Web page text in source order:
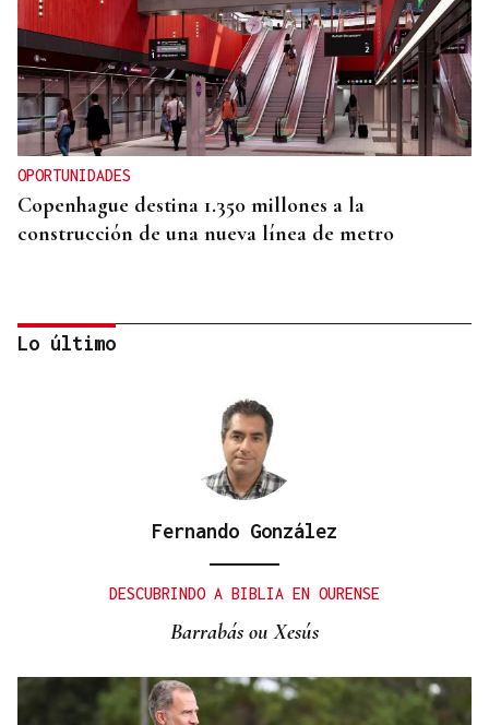
OPORTUNIDADES
Copenhague destina 1.350 millones a la
construcción de una nueva línea de metro
2026 con más beneficios y avanzan una nueva
Lo último
Fernando González
DESCUBRINDO A BIBLIA EN OURENSE
Barrabás ou Xesús